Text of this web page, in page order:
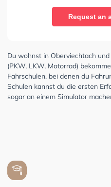
Request an
Du wohnst in Oberviechtach
(PKW, LKW, Motorrad)
Fahrschulen, bei denen du
Schulen kannst du die ersten
sogar an einem Simulator